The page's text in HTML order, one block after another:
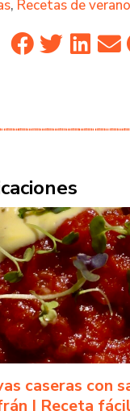
, Recetas de verano
caseras con
| Receta fácil